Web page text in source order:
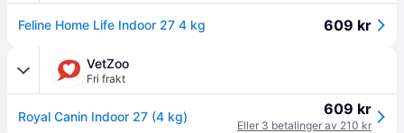
Feline Home Life Indoor 27 4 kg 609 kr
VetZoo
Fri frakt
Royal Canin Indoor 27 (4 kg) 609 kr
Eller 3 betalinger av 210 kr